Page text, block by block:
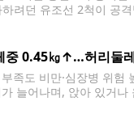
려던 유조선 2척이 공
중 0.45㎏↑…허리둘
족도 비만·심장병 위
늘어나며, 앉아 있거